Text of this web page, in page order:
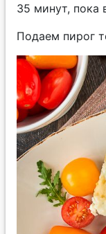
35 минут, пока
Подаем пирог